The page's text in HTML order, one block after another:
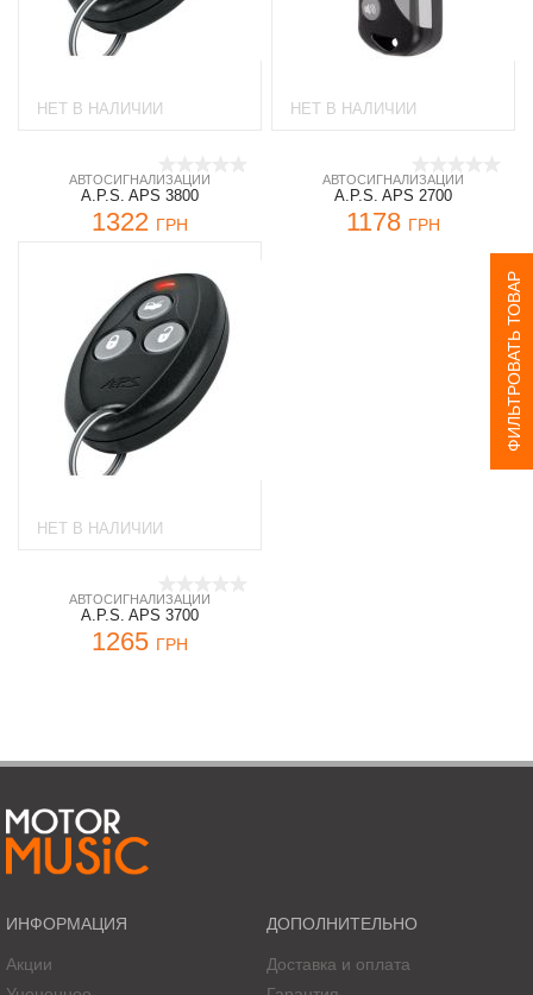
ФИЛЬТРОВАТЬ ТОВАР
НЕТ В НАЛИЧИИ
АВТОСИГНАЛИЗАЦИИ
A.P.S. APS 3800
1322 ГРН
НЕТ В НАЛИЧИИ
АВТОСИГНАЛИЗАЦИИ
A.P.S. APS 2700
1178 ГРН
НЕТ В НАЛИЧИИ
АВТОСИГНАЛИЗАЦИИ
A.P.S. APS 3700
1265 ГРН
ИНФОРМАЦИЯ
Акции
ДОПОЛНИТЕЛЬНО
Доставка и оплата